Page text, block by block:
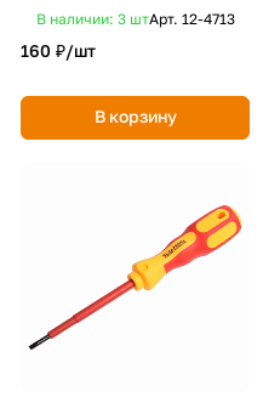
В наличии: 3 штАрт. 12-4713
160 ₽/шт
В корзину